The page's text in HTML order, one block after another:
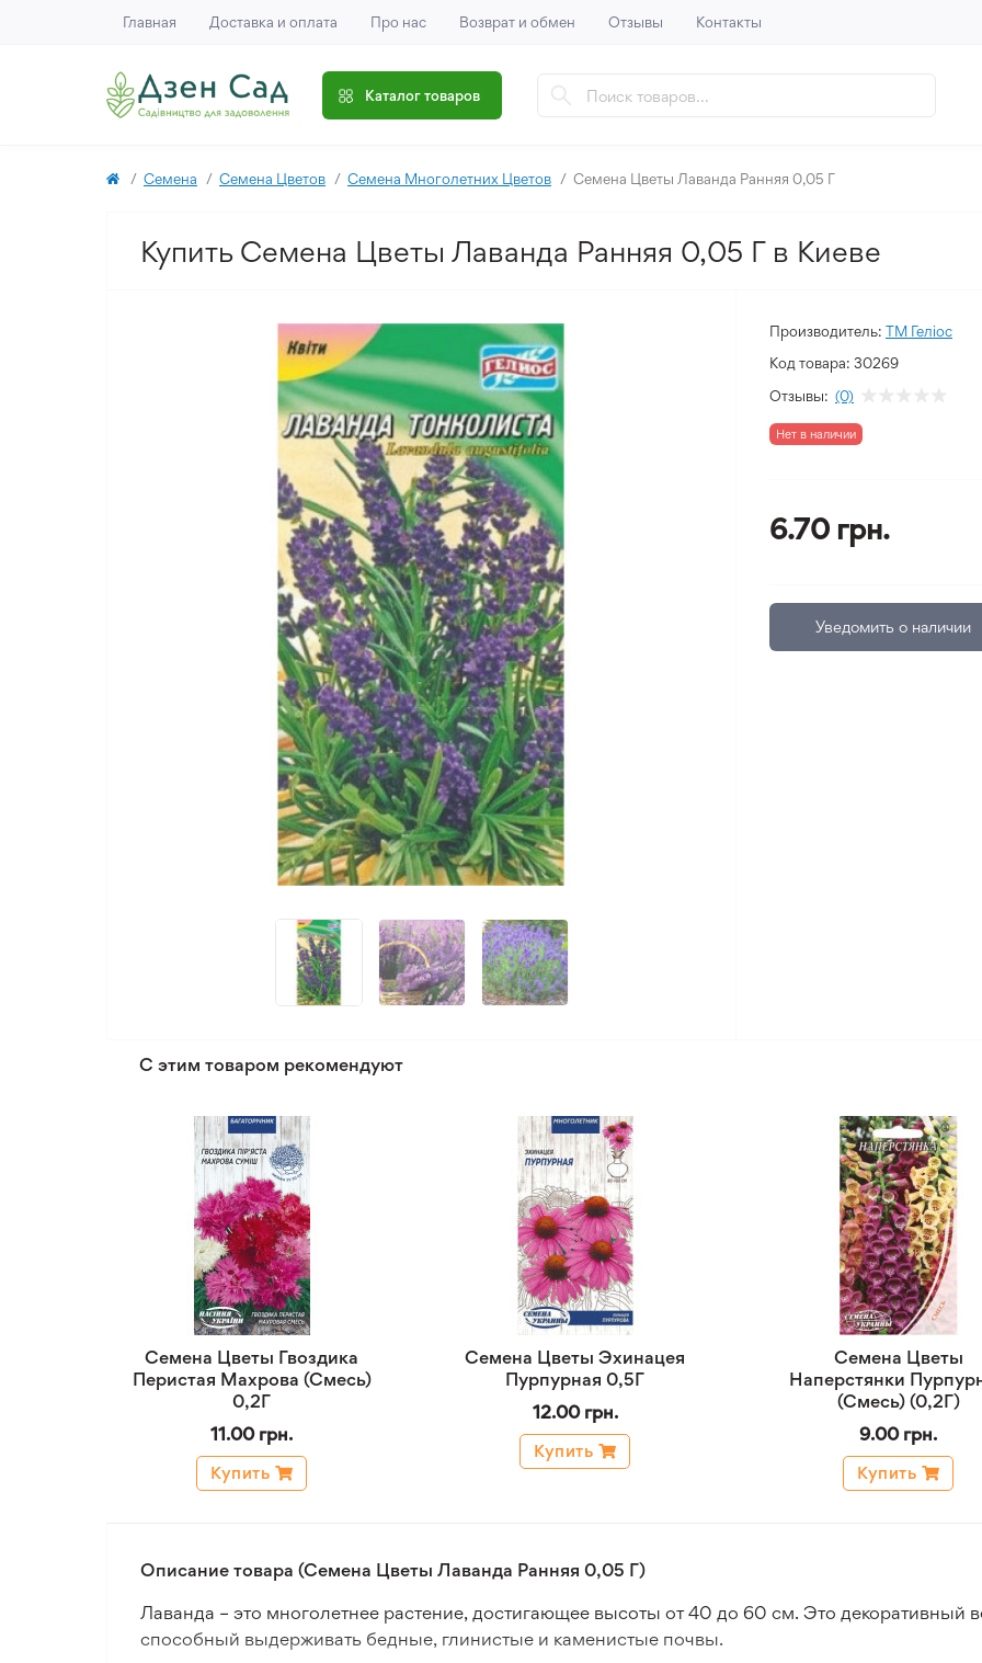
Главная Доставка и оплата Про нас Возврат и обмен Отзывы Контакты
Каталог товаров
Семена Семена Цветов Семена Многолетних Цветов Семена Цветы Лаванда Ранняя 0,05 Г
Купить Семена Цветы Лаванда Ранняя 0,05 Г в Киеве
Производитель: ТМ Геліос
Код товара: 30269
Отзывы: (0)
Нет в наличии
6.70 грн.
Уведомить о наличии
С этим товаром рекомендуют
Семена Цветы Гвоздика
Перистая Махрова (Смесь)
0,2Г
11.00 грн.
Купить
Семена Цветы Эхинацея
Пурпурная 0,5Г
12.00 грн.
Купить
Семена Цветы
Наперстянки
(Смесь) (0,2Г)
9.00 грн.
Купить
Описание товара (Семена Цветы Лаванда Ранняя 0,05 Г)
Лаванда – это многолетнее растение, достигающее высоты от 40 до 60 см. Это декоративный
способный выдерживать бедные, глинистые и каменистые почвы.